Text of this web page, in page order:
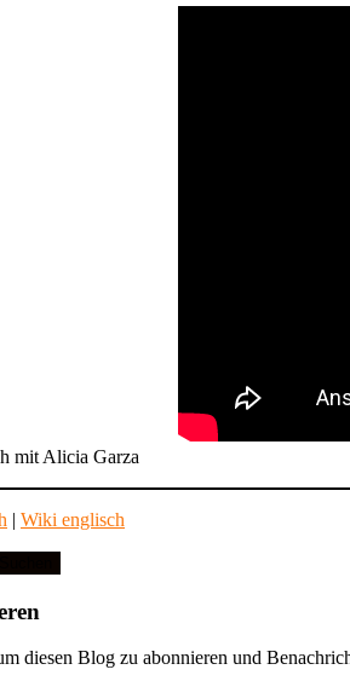
mit Alicia Garza
| Wiki englisch
diesen Blog zu abonnieren und